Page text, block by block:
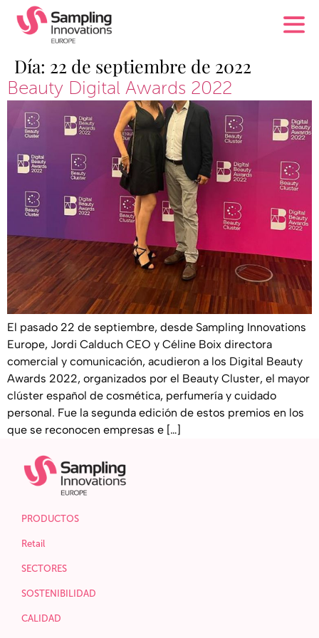
Día: 22 de septiembre de 2022
Beauty Digital Awards 2022
El pasado 22 de septiembre, desde Sampling Innovations
Europe, Jordi Calduch CEO y Céline Boix directora
comercial y comunicación, acudieron a los Digital Beauty
Awards 2022, organizados por el Beauty Cluster, el mayor
clúster español de cosmética, perfumería y cuidado
personal. Fue la segunda edición de estos premios en los
que se reconocen empresas e […]
PRODUCTOS
Retail
SECTORES
SOSTENIBILIDAD
CALIDAD